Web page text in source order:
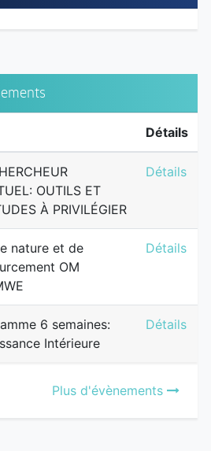
Détails
OUTILS ET
À PRIVILÉGIER
AU
Détails
nature et de
OM
Centre
Détails
6 semaines:
Intérieure
Détails
Plus d'évènements